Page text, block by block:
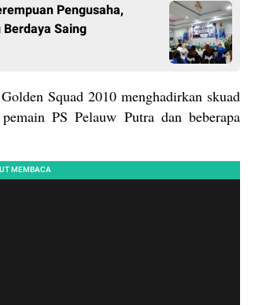
Pengusaha,
Saing
Squad 2010 menghadirkan skuad
PS Pelauw Putra dan beberapa